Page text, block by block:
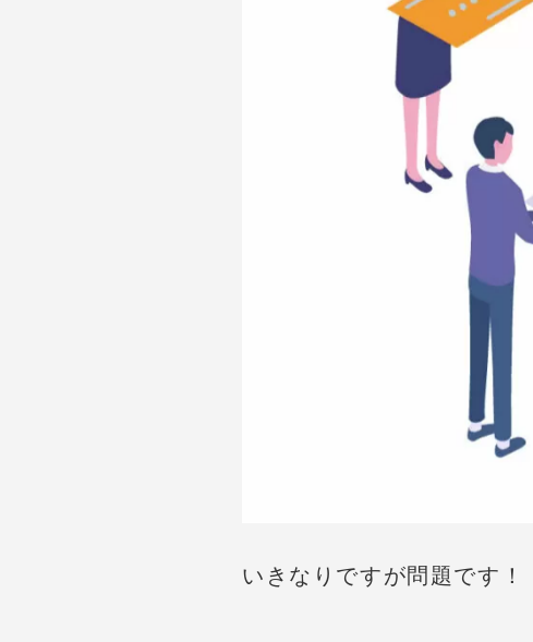
いきなりですが問題です！